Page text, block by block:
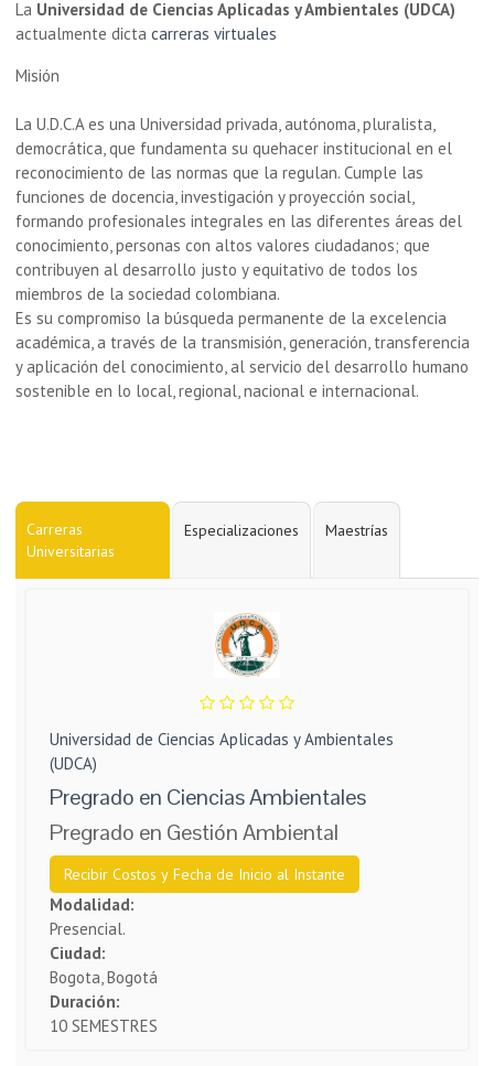
La Universidad de Ciencias Aplicadas y Ambientales (UDCA)
actualmente dicta carreras virtuales
Misión
La U.D.C.A es una Universidad privada, autónoma, pluralista,
democrática, que fundamenta su quehacer institucional en el
reconocimiento de las normas que la regulan. Cumple las
funciones de docencia, investigación y proyección social,
formando profesionales integrales en las diferentes áreas del
conocimiento, personas con altos valores ciudadanos; que
contribuyen al desarrollo justo y equitativo de todos los
miembros de la sociedad colombiana.
Es su compromiso la búsqueda permanente de la excelencia
académica, a través de la transmisión, generación, transferencia
y aplicación del conocimiento, al servicio del desarrollo humano
sostenible en lo local, regional, nacional e internacional.
Carreras
Universitarias
Especializaciones Maestrías
Universidad de Ciencias Aplicadas y Ambientales
(UDCA)
Pregrado en Ciencias Ambientales
Pregrado en Gestión Ambiental
Recibir Costos y Fecha de Inicio al Instante
Modalidad:
Presencial.
Ciudad:
Bogota, Bogotá
Duración:
10 SEMESTRES